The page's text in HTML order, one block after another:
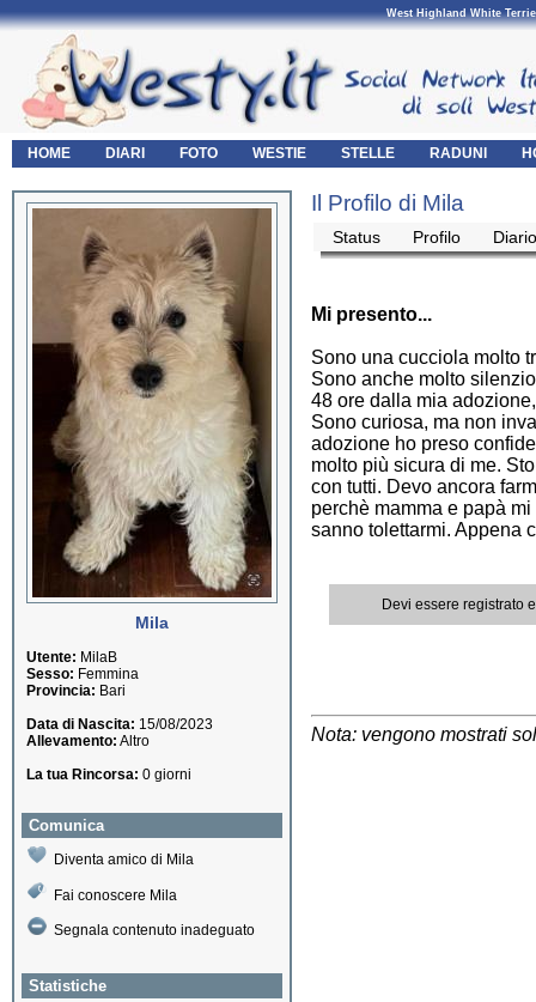
West Highland White
HOME DIARI FOTO WESTIE STELLE RADUNI
Mila
Utente: MilaB
Sesso: Femmina
Provincia: Bari
Data di Nascita: 15/08/2023
Allevamento: Altro
La tua Rincorsa: 0 giorni
Comunica
Diventa amico di Mila
Fai conoscere Mila
Segnala contenuto inadeguato
Statistiche
Il Profilo di Mila
Status Profilo Diario
Mi presento...
Sono una cucciola molto
Sono anche molto
48 ore dalla mia
Sono curiosa, ma non
adozione ho preso
molto più sicura di me.
con tutti. Devo ancora
perchè mamma e papà
sanno tolettarmi. Appena
Devi essere registrato
Nota: vengono mostrati